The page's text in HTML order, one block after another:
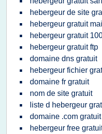
hebergeur de site
hebergeur gratuit mail
hebergeur gratuit
hebergeur gratuit ftp
domaine dns gratuit
hebergeur fichier
domaine fr gratuit
nom de site gratuit
liste d hebergeur
domaine .com
hebergeur free